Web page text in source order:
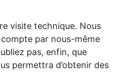
visite technique. Nous
par nous-même
pas, enfin, que
permettra d’obtenir des